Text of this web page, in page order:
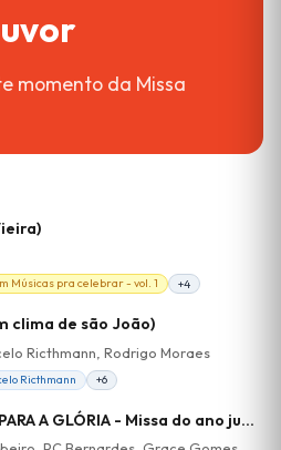
momento da Missa
Músicas pra celebrar - vol. 1 +4
clima de são João)
Ricthmann, Rodrigo Moraes
Ricthmann +6
TUDO FOI FEITO PARA A GLÓRIA - Missa do ano jubilar inaciano - Hino de Louvor